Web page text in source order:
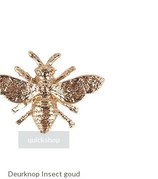
quickshop
Deurknop Insect goud